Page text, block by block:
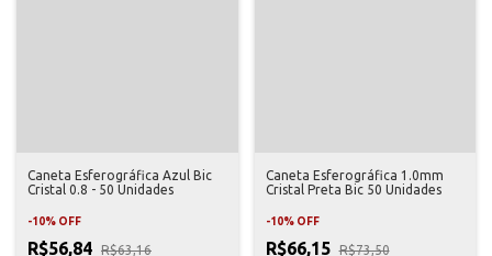
Caneta Esferográfica Azul Bic
Cristal 0.8 - 50 Unidades
-10% OFF
R$56,84 R$63,16
Caneta Esferográfica 1.0mm
Cristal Preta Bic 50 Unidades
-10% OFF
R$66,15 R$73,50